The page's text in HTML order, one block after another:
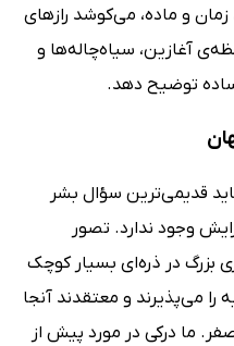
و ماده، می‌کوشد رازهای
آغازین، سیاه‌چاله‌ها و
ساده توضیح دهد.
قدیمی‌ترین سؤال بشر
وجود ندارد. تصور
بزرگ در ذره‌ای بسیار کوچک
می‌پذیرند و معتقدند آنجا
ما درکی در مورد پیش از